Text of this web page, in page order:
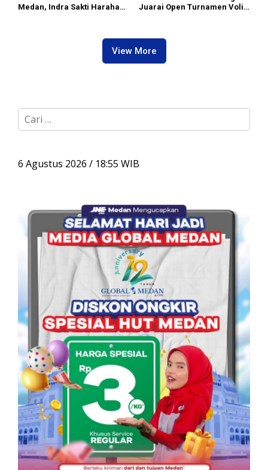
Medan, Indra Sakti Harahap
Juarai Open Turnamen Voli
View More
C
a
u
6 Agustus 2026 / 18:55 WIB